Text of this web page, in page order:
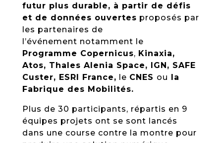
futur plus durable, à partir de défis
et de données ouvertes proposés par
les partenaires de
l’événement notamment le
Programme Copernicus, Kinaxia,
Atos, Thales Alenia Space, IGN, SAFE
Custer, ESRI France, le CNES ou la
Fabrique des Mobilités.
Plus de 30 participants, répartis en 9
équipes projets ont se sont lancés
dans une course contre la montre pour